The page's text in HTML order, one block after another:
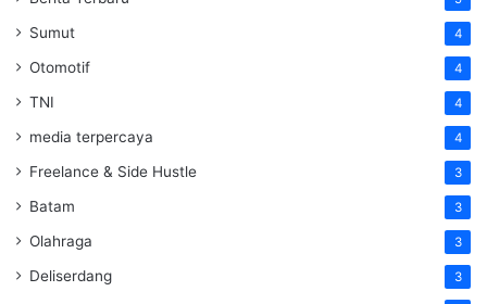
Sumut 4
Otomotif 4
TNI 4
media terpercaya 4
Freelance & Side Hustle 3
Batam 3
Olahraga 3
Deliserdang 3